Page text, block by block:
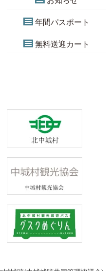
年間パスポート
無料送迎カート